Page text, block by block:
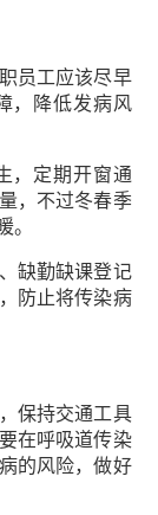
员工应该尽早
，降低发病风
定期开窗通
，不过冬春季
。
缺勤缺课登记
防止将传染病
保持交通工具
在呼吸道传染
的风险，做好